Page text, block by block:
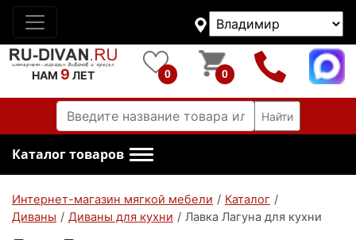
НАМ 9 ЛЕТ 0 0
Найти
Каталог товаров
Интернет-магазин мягкой мебели / Каталог /
Диваны / Диваны для кухни / Лавка Лагуна для кухни